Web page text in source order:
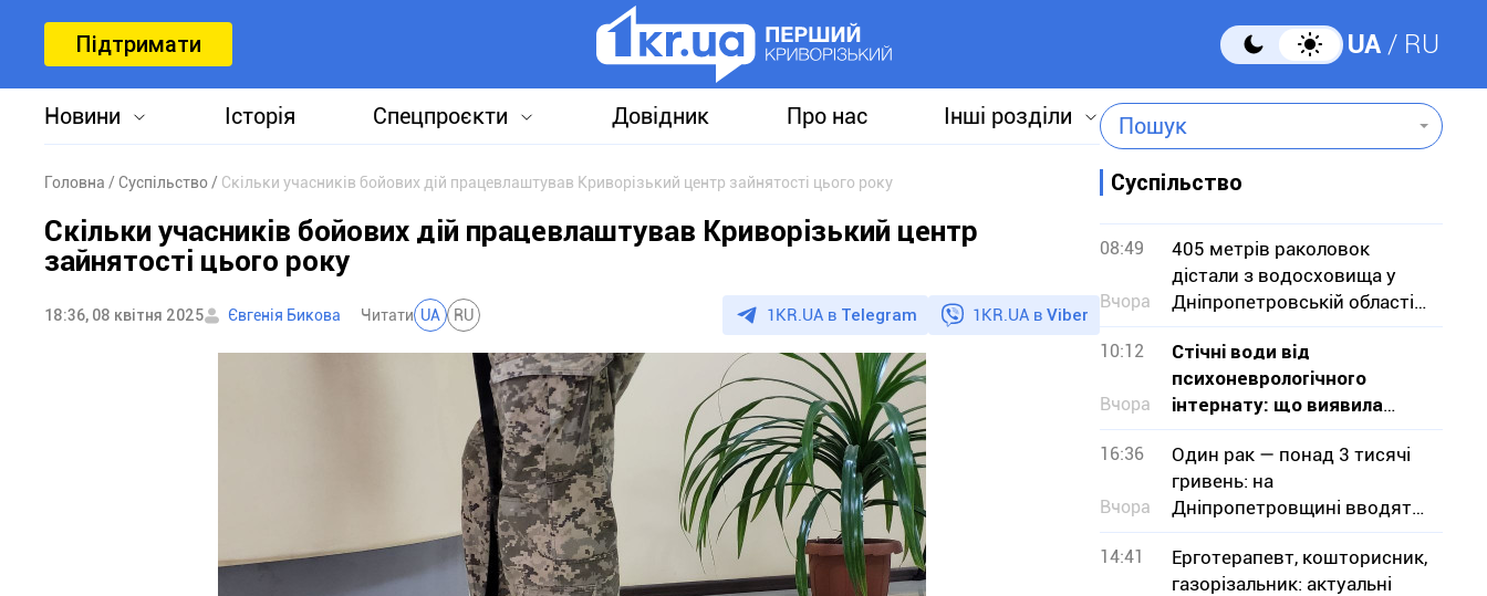
Підтримати UA RU
Новини Історія Спецпроєкти Довідник Про нас Інші розділи Пошук
Головна Суспільство Скільки учасників бойових дій працевлаштував Криворізький центр зайнятості цього року
Скільки учасників бойових дій працевлаштував Криворізький центр
зайнятості цього року
18:36, 08 квітня 2025 Євгенія Бикова Читати UA RU 1KR.UA в Telegram 1KR.UA в Viber
Суспільство
08:49
Вчора
405 метрів раколовок
дістали з водосховища у
Дніпропетровській області
— чим вони небезпечні
10:12
Вчора
Стічні води від
психоневрологічного
інтернату: що виявила
перевірка на Криворіжжі
16:36
Вчора
Один рак — понад 3 тисячі
гривень: на
Дніпропетровщині вводять
заборону на вилов
14:41
Ерготерапевт, кошторисник,
газорізальник: актуальні